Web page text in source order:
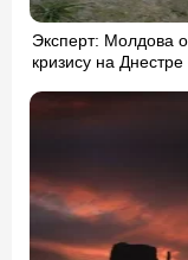
Эксперт: Молдова
кризису на Днестре